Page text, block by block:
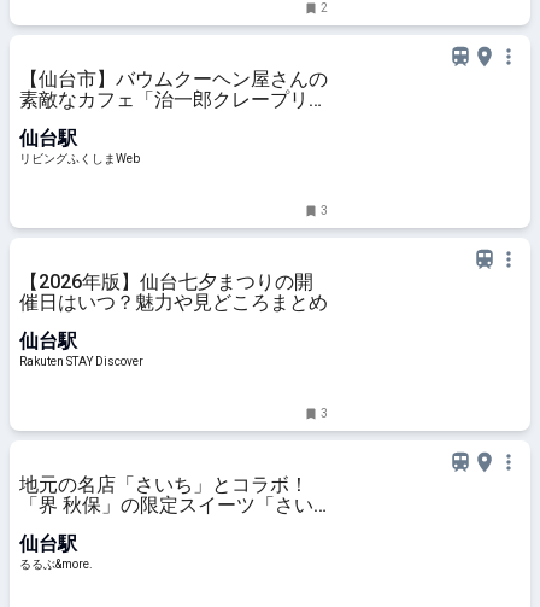
2
【仙台市】バウムクーヘン屋さんの
素敵なカフェ「治一郎クレープリ
仙台駅
リビングふくしまWeb
3
【2026年版】仙台七夕まつりの開
催日はいつ？魅力や見どころまとめ
仙台駅
Rakuten STAY Discover
3
地元の名店「さいち」とコラボ！
「界 秋保」の限定スイーツ「さい
ぶ&more.
仙台駅
るるぶ&more.